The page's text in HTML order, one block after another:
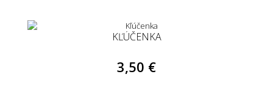
KĽÚČENKA
3,50 €